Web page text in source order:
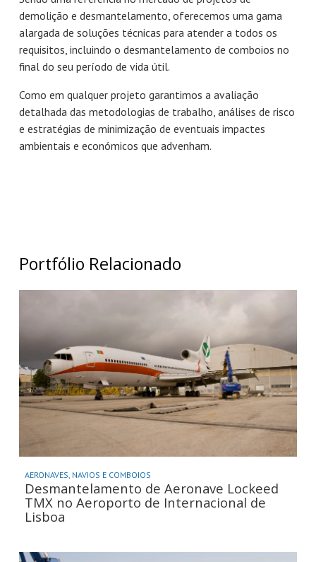
demolição e desmantelamento, oferecemos uma gama
alargada de soluções técnicas para atender a todos os
requisitos, incluindo o desmantelamento de comboios no
final do seu período de vida útil.
Como em qualquer projeto garantimos a avaliação
detalhada das metodologias de trabalho, análises de risco
e estratégias de minimização de eventuais impactes
ambientais e económicos que advenham.
Portfólio Relacionado
AERONAVES, NAVIOS E COMBOIOS
Desmantelamento de Aeronave Lockeed
TMX no Aeroporto de Internacional de
Lisboa